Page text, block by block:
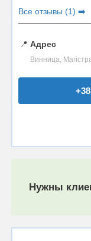
Все отзывы (1) ➡️
📍 Адрес
Винница,
Нужны